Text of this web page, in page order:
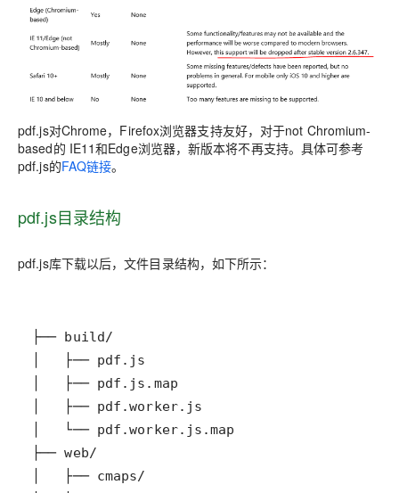
pdf.js对Chrome，Firefox浏览器支持友好，对于not Chromium-
based的 IE11和Edge浏览器，新版本将不再支持。具体可参考
pdf.js的FAQ链接。
pdf.js目录结构
pdf.js库下载以后，文件目录结构，如下所示：